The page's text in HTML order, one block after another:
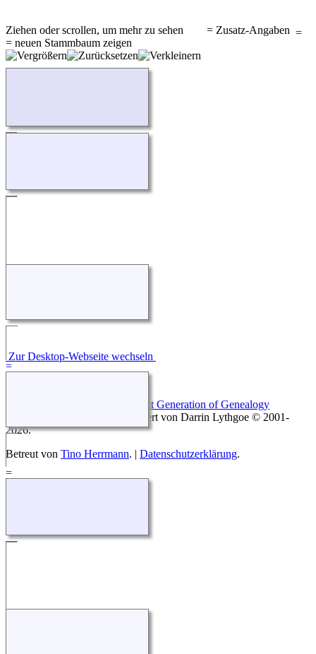
Ziehen oder scrollen, um mehr zu sehen
= Zusatz-Angaben
= neuen Stammbaum zeigen
Zur Desktop-Webseite wechseln
The Next Generation of Genealogy
v. 14.0, programmiert von Darrin Lythgoe © 2001-
2026.
Betreut von Tino Herrmann. | Datenschutzerklärung.